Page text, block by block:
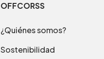
OFFCORSS
¿Quiénes somos?
Sostenibilidad